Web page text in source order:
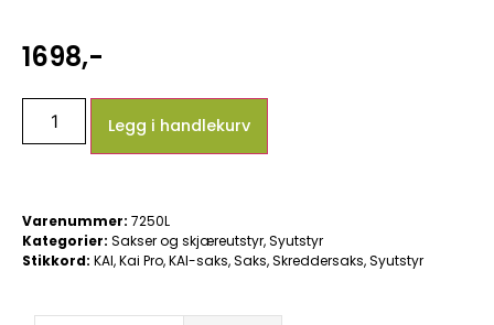
1698,-
Legg i handlekurv
Varenummer: 7250L
Kategorier: Sakser og skjæreutstyr,Syutstyr
Stikkord: KAI,Kai Pro,KAI-saks,Saks,Skreddersaks,Syutstyr